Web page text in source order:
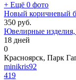
+ Ещё 0 фото
Новый коричневый
350 руб.
Ювелирные
18 дней
0
Красноярск, Парк
minikris92
419